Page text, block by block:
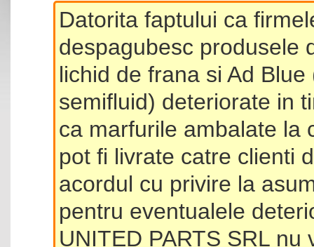
Datorita faptului ca
despagubesc produsele
lichid de frana si Ad
semifluid) deteriorate in
ca marfurile ambalate la
pot fi livrate catre clienti
acordul cu privire la
pentru eventualele
UNITED PARTS SRL